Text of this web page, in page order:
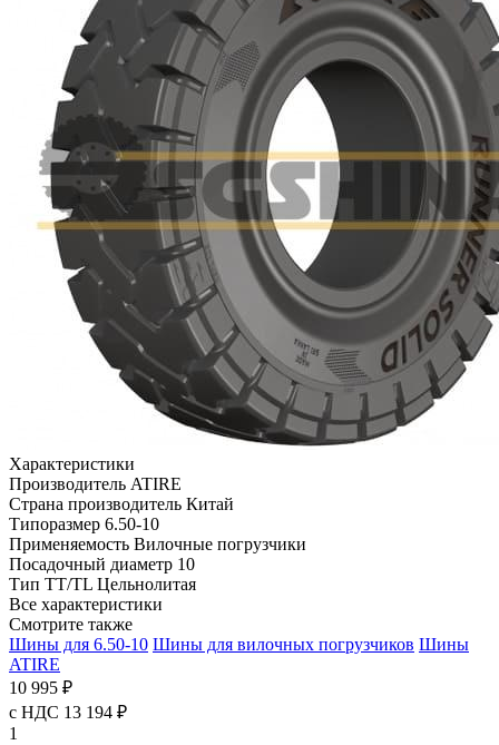
Характеристики
Производитель ATIRE
Страна производитель Китай
Типоразмер 6.50-10
Применяемость Вилочные погрузчики
Посадочный диаметр 10
Тип TT/TL Цельнолитая
Все характеристики
Смотрите также
Шины для 6.50-10 Шины для вилочных погрузчиков Шины
ATIRE
10 995 ₽
с НДС 13 194 ₽
1